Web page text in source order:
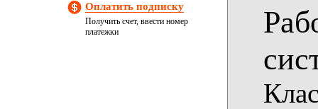
Оплатить подписку
Получить счет, ввести номер
платежки